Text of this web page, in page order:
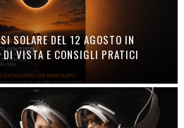
SOLARE DEL 12 AGOSTO IN
VISTA E CONSIGLI PRATICI